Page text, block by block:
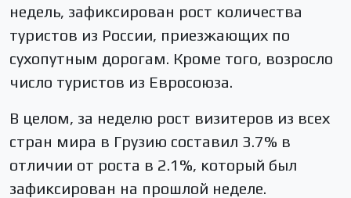
недель, зафиксирован рост количества
туристов из России, приезжающих по
сухопутным дорогам. Кроме того, возросло
число туристов из Евросоюза.
В целом, за неделю рост визитеров из всех
стран мира в Грузию составил 3.7% в
отличии от роста в 2.1%, который был
зафиксирован на прошлой неделе.